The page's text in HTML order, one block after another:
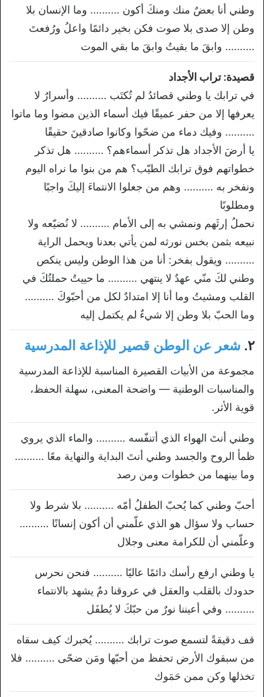
وطني أنا بعضٌ منك ومنكَ أكون ………. وما الإنسان بلا
وطن إلا صدى بلا صوت فكن بخير دائمًا واعلُ ورُفعتَ
………. وابقَ ما بقيتُ وابقَ ما بقي الموت
قصيدة: تراب الأجداد
في ترابك يا وطني قصائدُ لم تُكتَب ………. وأسرارٌ لا
يعرفها إلا من حفر عميقًا فيك أسماء الذين مضوا وما ماتوا
………. وفيك دماء من ضحّوا وكانوا صادقينَ حقيقًا
يا أرضَ الأجداد هل تذكر أسماءهم؟ ………. هل تذكر
خطواتهم فوق ترابك الطيّب؟ هم من بنوا ما نراه اليوم
ونفخر به ………. وهم من جعلوا الانتماءَ إليكَ واجبًا
ومطلوبًا
نحملُ إرثَهم ونمشي به إلى الأمام ………. لا نُضيّعه ولا
نبيعه بثمن بخس نورثه لمن يأتي بعدنا ويحمل الراية
………. ويقول بفخر: أنا من هذا الوطن وليس ينكص
وطني لكَ منّي عهدٌ لا ينتهي ………. ما حييتُ حملتُكَ في
القلب ومشيتُ وما أنا إلا امتدادٌ لكل من أحبّوكَ ……….
وما الحبّ بلا وطن إلا شيءٌ لم يكتمل إليه
٢. شعر عن الوطن قصير للإذاعة المدرسية
مجموعة من الأبيات القصيرة المناسبة للإذاعة المدرسية
والمناسبات الوطنية — واضحة المعنى، سهلة الحفظ،
قوية الأثر.
وطني أنتَ الهواء الذي أتنفّسه ………. والماء الذي يروي
ظمأ الروح والجسد وطني أنتَ البداية والنهاية معًا ……….
وما بينهما من خطوات ومن رصد
أحبّ وطني كما يُحبّ الطفلُ أمّه ………. بلا شرط ولا
حساب ولا سؤال هو الذي علّمني أن أكون إنسانًا ……….
وعلّمني أن للكرامة معنى وجلال
يا وطني ارفع رأسك دائمًا عاليًا ………. فنحن نحرس
حدودك بالقلب والعقل في عروقنا دمٌ يشهد بالانتماء
………. وفي أعيننا نورٌ من حبّكَ لا يُطفَل
قف دقيقةً لتسمع صوت ترابك ………. يُخبرك كيف سقاه
من سبقوك الأرض تحفظ من أحبّها ومَن ضحّى ………. فلا
تخذلها وكن ممن حَمَوك